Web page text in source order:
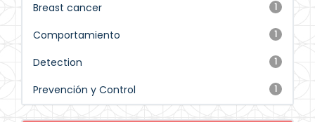
1
Breast cancer
1
Comportamiento
1
Detection
1
Prevención y Control